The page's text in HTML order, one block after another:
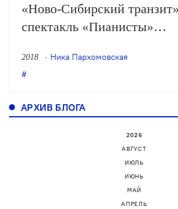
«Ново-Сибирский
спектакль «Пианисты»
Новосибирске завершился
пятый фестиваль «Ново-
об итогах и не только.
2018 Ника Пархомовская
АРХИВ БЛОГА
2026
АВГУСТ
ИЮЛЬ
ИЮНЬ
МАЙ
АПРЕЛЬ